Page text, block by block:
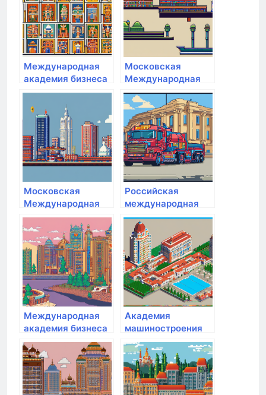
Международная
академия бизнеса
и новых технологий
Московская
Международная
Академия
Московская
Международная
Академия
Российская
международная
академия туризма
Международная
академия бизнеса
и управления
Академия
машиностроения
им. Ж.Я. Котина